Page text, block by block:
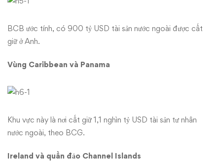
BCB ước tính, có 900 tỷ USD tài sản nước ngoài được cất
giữ ở Anh.
Vùng Caribbean và Panama
Khu vực này là nơi cất giữ 1,1 nghìn tỷ USD tài sản tư nhân
nước ngoài, theo BCG.
Ireland và quần đảo Channel Islands